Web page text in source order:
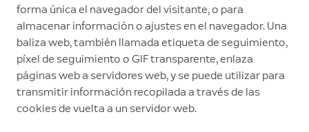
forma única el navegador del visitante, o para
almacenar información o ajustes en el navegador. Una
baliza web, también llamada etiqueta de seguimiento,
píxel de seguimiento o GIF transparente, enlaza
páginas web a servidores web, y se puede utilizar para
transmitir información recopilada a través de las
cookies de vuelta a un servidor web.